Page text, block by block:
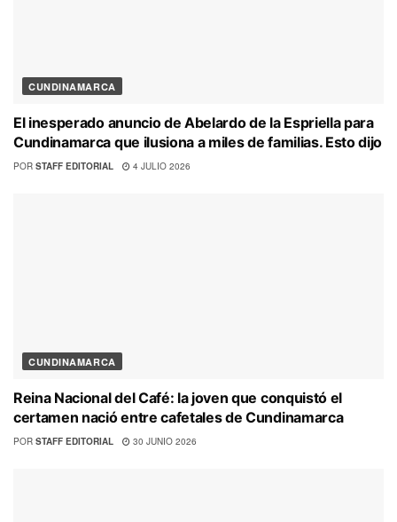
CUNDINAMARCA
El inesperado anuncio de Abelardo de la Espriella para
Cundinamarca que ilusiona a miles de familias. Esto dijo
POR STAFF EDITORIAL 4 JULIO 2026
CUNDINAMARCA
Reina Nacional del Café: la joven que conquistó el
certamen nació entre cafetales de Cundinamarca
POR STAFF EDITORIAL 30 JUNIO 2026